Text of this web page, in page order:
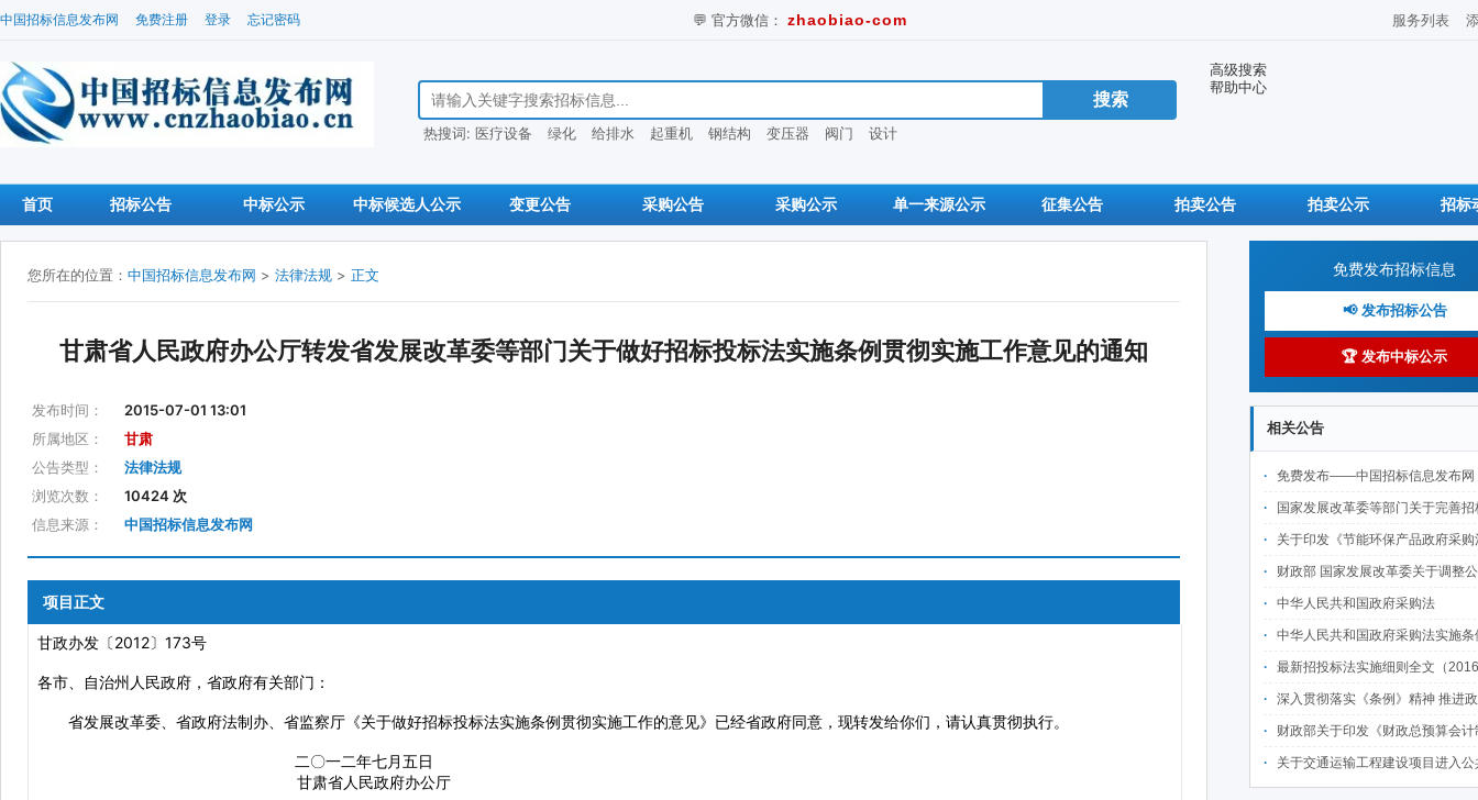
中国招标信息发布网 免费注册 登录 忘记密码 💬 官方微信： zhaobiao-com 服务列表
搜索招标信息
热搜词: 医疗设备 绿化 给排水 起重机 钢结构 变压器 阀门 设计
高级搜索
帮助中心
首页 招标公告 中标公示 中标候选人公示 变更公告 采购公告 采购公示 单一来源公示 征集公告 拍卖公告 拍卖公示 招标
您所在的位置： 中国招标信息发布网 > 法律法规 > 正文
甘肃省人民政府办公厅转发省发展改革委等部门关于做好招标投标法实施条例贯彻实施工作意见的通知
发布时间：
2015-07-01 13:01
所属地区：
甘肃
公告类型：
法律法规
浏览次数：
10424 次
信息来源：
中国招标信息发布网
项目正文
免费发布招标信息
📢 发布招标公告
🏆 发布中标公示
相关公告
免费发布——中国招标信息发布网
国家发展改革委等部门关于完善招标投标交易担保制度进一步降低招标投标交易
关于印发《节能环保产品政府采购清单数据规范》
财政部 国家发展改革委关于调整公布第二十一期节能产品政府采购
中华人民共和国政府采购法
中华人民共和国政府采购法实施条
最新招投标法实施细则全文（2016最新
深入贯彻落实《条例》精神 推进政府采购制
财政部关于印发《财政总预算会计制度》
关于交通运输工程建设项目进入公共资源交易市场集中交